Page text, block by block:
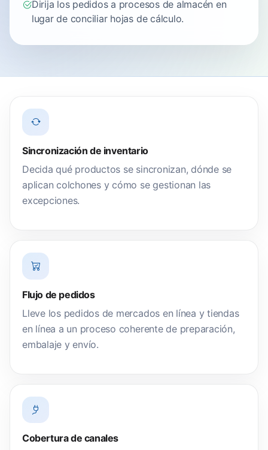
Dirija los pedidos a procesos de almacén en
lugar de conciliar hojas de cálculo.
Sincronización de inventario
Decida qué productos se sincronizan, dónde se
aplican colchones y cómo se gestionan las
excepciones.
Flujo de pedidos
Lleve los pedidos de mercados en línea y tiendas
en línea a un proceso coherente de preparación,
embalaje y envío.
Cobertura de canales